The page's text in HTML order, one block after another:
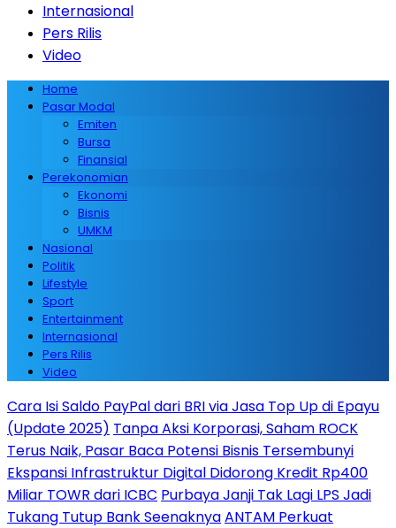
Internasional
Pers Rilis
Video
Home
Pasar Modal
Emiten
Bursa
Finansial
Perekonomian
Ekonomi
Bisnis
UMKM
Nasional
Politik
Lifestyle
Sport
Entertainment
Internasional
Pers Rilis
Video
Cara Isi Saldo PayPal dari BRI via Jasa Top Up di Epayu
(Update 2025) Tanpa Aksi Korporasi, Saham ROCK
Terus Naik, Pasar Baca Potensi Bisnis Tersembunyi
Ekspansi Infrastruktur Digital Didorong Kredit Rp400
Miliar TOWR dari ICBC Purbaya Janji Tak Lagi LPS Jadi
Tukang Tutup Bank SeenaknyaANTAM Perkuat